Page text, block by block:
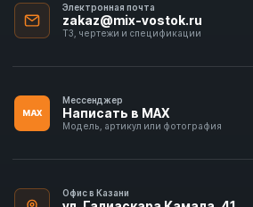
Электронная почта
zakaz@mix-vostok.ru
ТЗ, чертежи и спецификации
MAX
Мессенджер
Написать в MAX
Модель, артикул или фотография
Офис в Казани